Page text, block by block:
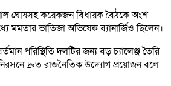
ঘোষসহ কয়েকজন বিধায়ক বৈঠকে অংশ
মমতার ভাতিজা অভিষেক ব্যানার্জিও ছিলেন।
পরিস্থিতি দলটির জন্য বড় চ্যালেঞ্জ তৈরি
দ্রুত রাজনৈতিক উদ্যোগ প্রয়োজন বলে